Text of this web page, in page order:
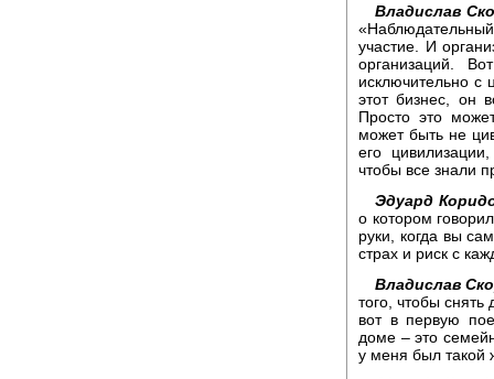
Владислав
участие. И
организаций.
исключительно с
этот бизнес, он
Просто это
может быть не
его
чтобы все знали
Эдуард
о котором
руки, когда вы
страх и риск с
Владислав
того, чтобы
вот в первую
доме – это
у меня был такой